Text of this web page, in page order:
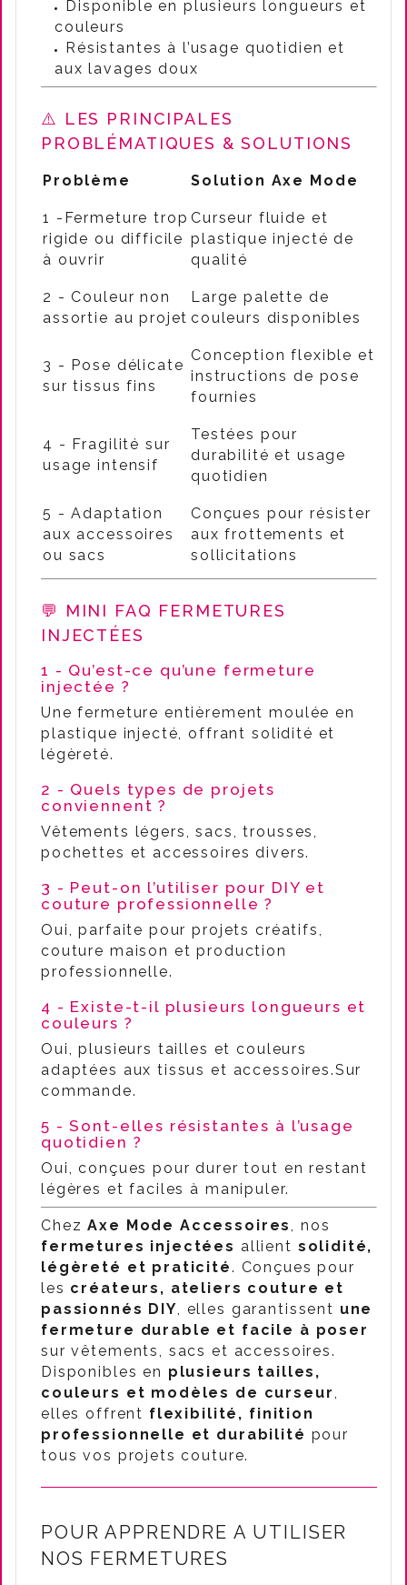
Disponible en plusieurs longueurs et
couleurs
Résistantes à l’usage quotidien et
aux lavages doux
⚠️ LES PRINCIPALES
PROBLÉMATIQUES & SOLUTIONS
Problème Solution Axe Mode
1 -Fermeture trop
rigide ou difficile
à ouvrir
Curseur fluide et
plastique injecté de
qualité
2 - Couleur non
assortie au projet
Large palette de
couleurs disponibles
3 - Pose délicate
sur tissus fins
Conception flexible et
instructions de pose
fournies
4 - Fragilité sur
usage intensif
Testées pour
durabilité et usage
quotidien
5 - Adaptation
aux accessoires
ou sacs
Conçues pour résister
aux frottements et
sollicitations
💬 MINI FAQ FERMETURES
INJECTÉES
1 - Qu’est-ce qu’une fermeture
injectée ?
Une fermeture entièrement moulée en
plastique injecté, offrant solidité et
légèreté.
2 - Quels types de projets
conviennent ?
Vêtements légers, sacs, trousses,
pochettes et accessoires divers.
3 - Peut-on l’utiliser pour DIY et
couture professionnelle ?
Oui, parfaite pour projets créatifs,
couture maison et production
professionnelle.
4 - Existe-t-il plusieurs longueurs et
couleurs ?
Oui, plusieurs tailles et couleurs
adaptées aux tissus et accessoires.Sur
commande.
5 - Sont-elles résistantes à l’usage
quotidien ?
Oui, conçues pour durer tout en restant
légères et faciles à manipuler.
ChezAxe Mode Accessoires, nos
fermetures injectées allient solidité,
légèreté et praticité. Conçues pour
les créateurs, ateliers couture et
passionnés DIY, elles garantissent une
fermeture durable et facile à poser
sur vêtements, sacs et accessoires.
Disponibles en plusieurs tailles,
couleurs et modèles de curseur,
elles offrent flexibilité, finition
professionnelle et durabilité pour
tous vos projets couture.
POUR APPRENDRE A UTILISER
NOS FERMETURES